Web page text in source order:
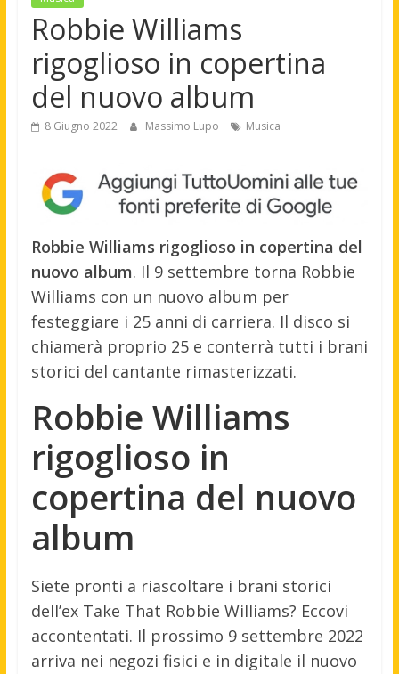
Robbie Williams
rigoglioso in copertina
del nuovo album
8 Giugno 2022 Massimo Lupo Musica
Robbie Williams rigoglioso in copertina del
nuovo album. Il 9 settembre torna Robbie
Williams con un nuovo album per
festeggiare i 25 anni di carriera. Il disco si
chiamerà proprio 25 e conterrà tutti i brani
storici del cantante rimasterizzati.
Robbie Williams
rigoglioso in
copertina del nuovo
album
Siete pronti a riascoltare i brani storici
dell’ex Take That Robbie Williams? Eccovi
accontentati. Il prossimo 9 settembre 2022
arriva nei negozi fisici e in digitale il nuovo